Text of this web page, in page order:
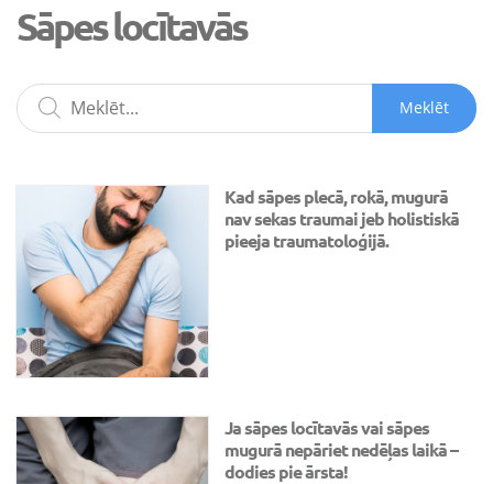
Sāpes locītavās
Meklēt
Kad sāpes plecā, rokā, mugurā
nav sekas traumai jeb holistiskā
pieeja traumatoloģijā.
Ja sāpes locītavās vai sāpes
mugurā nepāriet nedēļas laikā –
dodies pie ārsta!